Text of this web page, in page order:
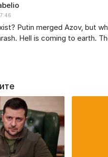
Putin merged Azov, but
Hell is coming to earth.